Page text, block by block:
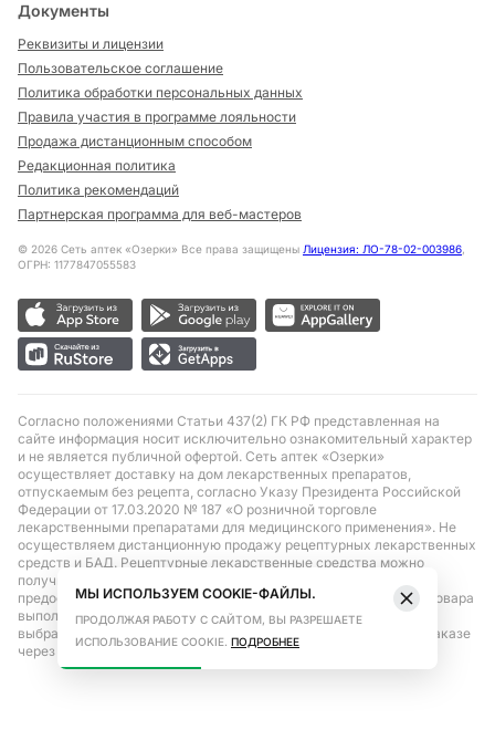
Документы
Реквизиты и лицензии
Пользовательское соглашение
Политика обработки персональных данных
Правила участия в программе лояльности
Продажа дистанционным способом
Редакционная политика
Политика рекомендаций
Партнерская программа для веб-мастеров
© 2026 Сеть аптек «Озерки» Все права защищены Лицензия: ЛО-78-02-003986,
ОГРН: 1177847055583
Согласно положениями Статьи 437(2) ГК РФ представленная на
сайте информация носит исключительно ознакомительный характер
и не является публичной офертой. Сеть аптек «Озерки»
осуществляет доставку на дом лекарственных препаратов,
отпускаемым без рецепта, согласно Указу Президента Российской
Федерации от 17.03.2020 № 187 «О розничной торговле
лекарственными препаратами для медицинского применения». Не
осуществляем дистанционную продажу рецептурных лекарственных
средств и БАД. Рецептурные лекарственные средства можно
получить только при помощи самовывоза в аптеке при
предоставлении рецепта, выписанного врачом. Бронирование товара
выполняется при условиях последующего выкупа заказа в
выбранном аптечном пункте. Цена действительна только при заказе
через сайт.
МЫ ИСПОЛЬЗУЕМ COOKIE-ФАЙЛЫ.
ПРОДОЛЖАЯ РАБОТУ С САЙТОМ, ВЫ РАЗРЕШАЕТЕ
ИСПОЛЬЗОВАНИЕ COOKIE. ПОДРОБНЕЕ